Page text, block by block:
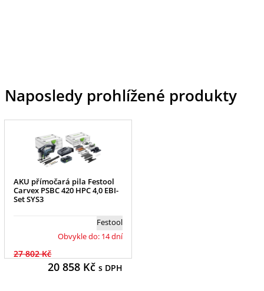
Naposledy prohlížené produkty
AKU přímočará pila Festool
Carvex PSBC 420 HPC 4,0 EBI-
Set SYS3
Festool
Obvykle do: 14 dní
27 802 Kč
20 858Kč s DPH